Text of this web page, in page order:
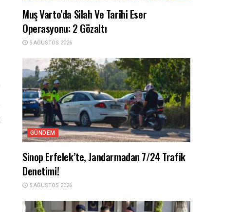
Muş Varto’da Silah Ve Tarihi Eser
Operasyonu: 2 Gözaltı
5 AĞUSTOS 2026
GÜNDEM
Sinop Erfelek’te, Jandarmadan 7/24 Trafik
Denetimi!
5 AĞUSTOS 2026